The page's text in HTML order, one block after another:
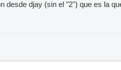
desde djay (sin el "2") que es la